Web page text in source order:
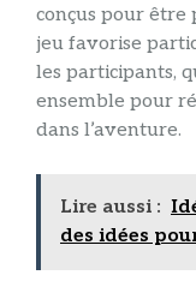
conçus pour être
jeu favorise
les participants,
ensemble pour
dans l’aventure.
Lire aussi :
des idées